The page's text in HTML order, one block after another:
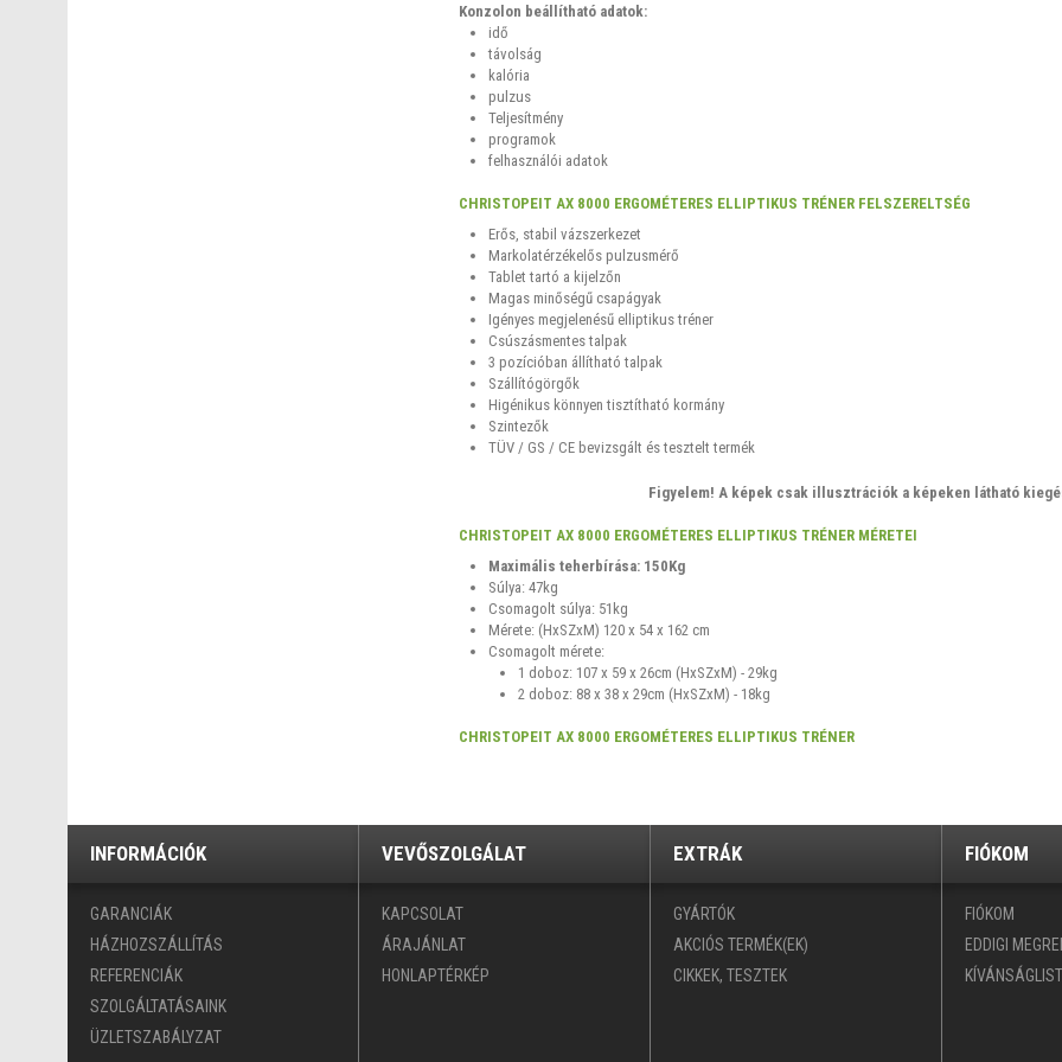
Konzolon beállítható adatok:
idő
távolság
kalória
pulzus
Teljesítmény
programok
felhasználói adatok
CHRISTOPEIT AX 8000 ERGOMÉTERES ELLIPTIKUS TRÉNER FELSZERELTSÉG
Erős, stabil vázszerkezet
Markolatérzékelős pulzusmérő
Tablet tartó a kijelzőn
Magas minőségű csapágyak
Igényes megjelenésű elliptikus tréner
Csúszásmentes talpak
3 pozícióban állítható talpak
Szállítógörgők
Higénikus könnyen tisztítható kormány
Szintezők
TÜV / GS / CE bevizsgált és tesztelt termék
Figyelem! A képek csak illusztrációk a képeken látható
CHRISTOPEIT AX 8000 ERGOMÉTERES ELLIPTIKUS TRÉNER MÉRETEI
Maximális teherbírása: 150Kg
Súlya: 47kg
Csomagolt súlya: 51kg
Mérete: (HxSZxM) 120 x 54 x 162 cm
Csomagolt mérete:
1 doboz: 107 x 59 x 26cm (HxSZxM) - 29kg
2 doboz: 88 x 38 x 29cm (HxSZxM) - 18kg
CHRISTOPEIT AX 8000 ERGOMÉTERES ELLIPTIKUS TRÉNER
INFORMÁCIÓK
GARANCIÁK
HÁZHOZSZÁLLÍTÁS
REFERENCIÁK
SZOLGÁLTATÁSAINK
ÜZLETSZABÁLYZAT
VEVŐSZOLGÁLAT
KAPCSOLAT
ÁRAJÁNLAT
HONLAPTÉRKÉP
EXTRÁK
GYÁRTÓK
AKCIÓS TERMÉK(EK)
CIKKEK, TESZTEK
FIÓKOM
FIÓKOM
EDDIGI